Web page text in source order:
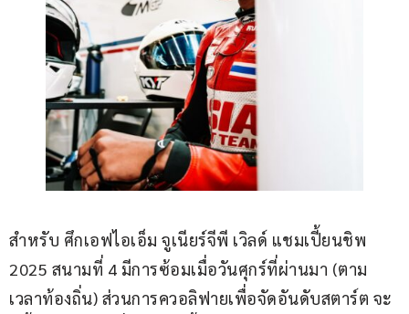
สำหรับ ศึกเอฟไอเอ็ม จูเนียร์จีพี เวิลด์ แชมเปี้ยนชิพ
2025 สนามที่ 4 มีการซ้อมเมื่อวันศุกร์ที่ผ่านมา (ตาม
เวลาท้องถิ่น) ส่วนการควอลิฟายเพื่อจัดอันดับสตาร์ต จะ